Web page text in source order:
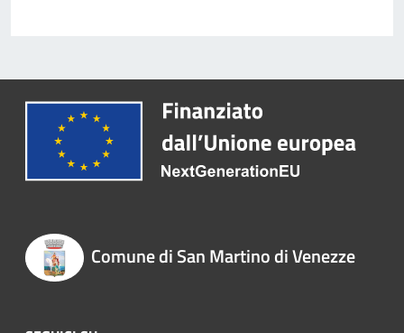
Comune di San Martino di Venezze